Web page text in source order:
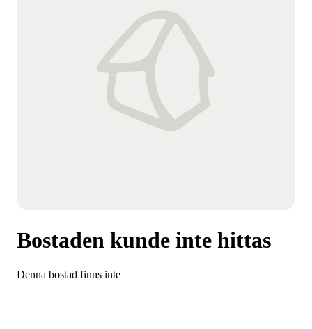
Bostaden kunde inte hittas
Denna bostad finns inte